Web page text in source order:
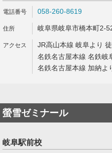
058-260-8619
岐阜県岐阜市橋本町2-
JR高山本線 岐阜より
名鉄名古屋本線 名鉄岐
名鉄名古屋本線 加納よ
螢雪ゼミナール
岐阜駅前校